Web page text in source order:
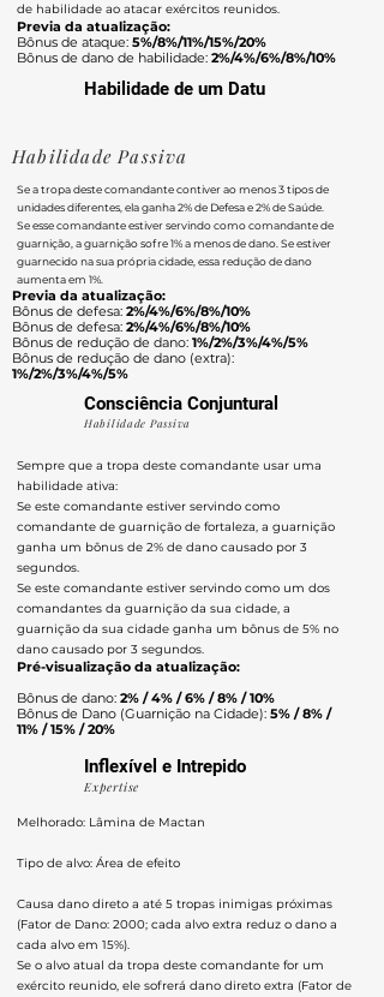
de habilidade ao atacar exércitos reunidos.
Previa da atualização:
Bônus de ataque: 5%/8%/11%/15%/20%
Bônus de dano de habilidade: 2%/4%/6%/8%/10%
Habilidade de um Datu
Habilidade Passiva
Se a tropa deste comandante contiver ao menos 3 tipos de
unidades diferentes, ela ganha 2% de Defesa e 2% de Saúde.
Se esse comandante estiver servindo como comandante de
guarnição, a guarnição sofre 1% a menos de dano. Se estiver
guarnecido na sua própria cidade, essa redução de dano
aumenta em 1%.
Previa da atualização:
Bônus de defesa: 2%/4%/6%/8%/10%
Bônus de defesa: 2%/4%/6%/8%/10%
Bônus de redução de dano: 1%/2%/3%/4%/5%
Bônus de redução de dano (extra):
1%/2%/3%/4%/5%
Consciência Conjuntural
Habilidade Passiva
Sempre que a tropa deste comandante usar uma
habilidade ativa:
Se este comandante estiver servindo como
comandante de guarnição de fortaleza, a guarnição
ganha um bônus de 2% de dano causado por 3
segundos.
Se este comandante estiver servindo como um dos
comandantes da guarnição da sua cidade, a
guarnição da sua cidade ganha um bônus de 5% no
dano causado por 3 segundos.
Pré-visualização da atualização:
Bônus de dano: 2% / 4% / 6% / 8% / 10%
Bônus de Dano (Guarnição na Cidade): 5% / 8% /
11% / 15% / 20%
Inflexível e Intrepido
Expertise
Melhorado: Lâmina de Mactan
Tipo de alvo: Área de efeito
Causa dano direto a até 5 tropas inimigas próximas
(Fator de Dano: 2000; cada alvo extra reduz o dano a
cada alvo em 15%).
Se o alvo atual da tropa deste comandante for um
exército reunido, ele sofrerá dano direto extra (Fator de